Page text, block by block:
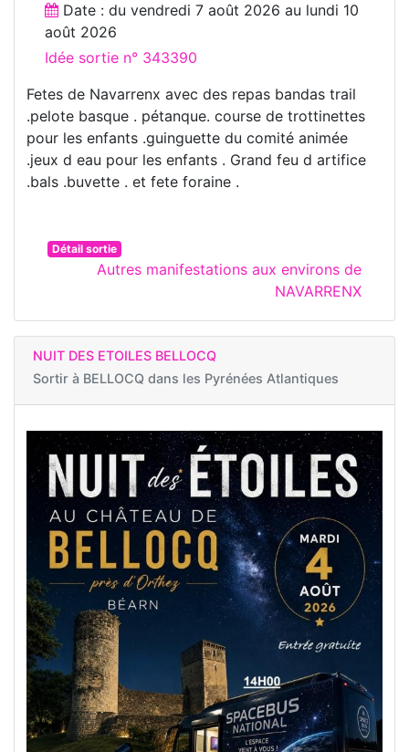
Date : du vendredi 7 août 2026 au lundi 10
août 2026
Idée sortie n° 343390
Fetes de Navarrenx avec des repas bandas trail
.pelote basque . pétanque. course de trottinettes
pour les enfants .guinguette du comité animée
.jeux d eau pour les enfants . Grand feu d artifice
.bals .buvette . et fete foraine .
Détail sortie
Autres manifestations aux environs de
NAVARRENX
NUIT DES ETOILES BELLOCQ
Sortir à BELLOCQ dans les Pyrénées Atlantiques